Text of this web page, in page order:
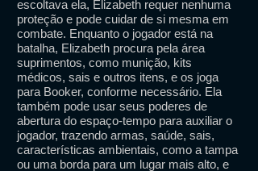
escoltava ela, Elizabeth requer nenhuma
proteção e pode cuidar de si mesma em
combate. Enquanto o jogador está na
batalha, Elizabeth procura pela área
suprimentos, como munição, kits
médicos, sais e outros itens, e os joga
para Booker, conforme necessário. Ela
também pode usar seus poderes de
abertura do espaço-tempo para auxiliar o
jogador, trazendo armas, saúde, sais,
características ambientais, como a tampa
ou uma borda para um lugar mais alto, e